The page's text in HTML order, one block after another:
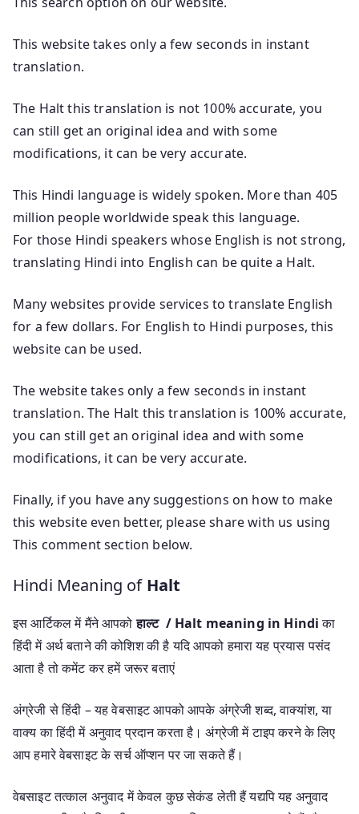
This website takes only a few seconds in instant
translation.
The Halt this translation is not 100% accurate, you
can still get an original idea and with some
modifications, it can be very accurate.
This Hindi language is widely spoken. More than 405
million people worldwide speak this language.
For those Hindi speakers whose English is not strong,
translating Hindi into English can be quite a Halt.
Many websites provide services to translate English
for a few dollars. For English to Hindi purposes, this
website can be used.
The website takes only a few seconds in instant
translation. The Halt this translation is 100% accurate,
you can still get an original idea and with some
modifications, it can be very accurate.
Finally, if you have any suggestions on how to make
this website even better, please share with us using
This comment section below.
Hindi Meaning of Halt
इस आर्टिकल में मैंने आपकोहाल्ट / Halt meaning in Hindiका
हिंदी में अर्थ बताने की कोशिश की है यदि आपको हमारा यह प्रयास पसंद
आता है तो कमेंट कर हमें जरूर बताएं
अंग्रेजी से हिंदी – यह वेबसाइट आपको आपके अंग्रेजी शब्द, वाक्यांश, या
वाक्य का हिंदी में अनुवाद प्रदान करता है। अंग्रेजी में टाइप करने के लिए
आप हमारे वेबसाइट के सर्च ऑप्शन पर जा सकते हैं।
वेबसाइट तत्काल अनुवाद में केवल कुछ सेकंड लेती हैं यद्यपि यह अनुवाद